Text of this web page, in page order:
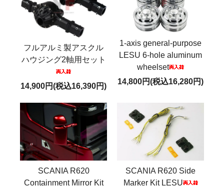
フルアルミ製アスクル
ハウジング2軸用セット
14,900円(税込16,390円)
1-axis general-purpose
LESU 6-hole aluminum
wheelset
14,800円(税込16,280円)
SCANIA R620
Containment Mirror Kit
SCANIA R620 Side
Marker Kit LESU